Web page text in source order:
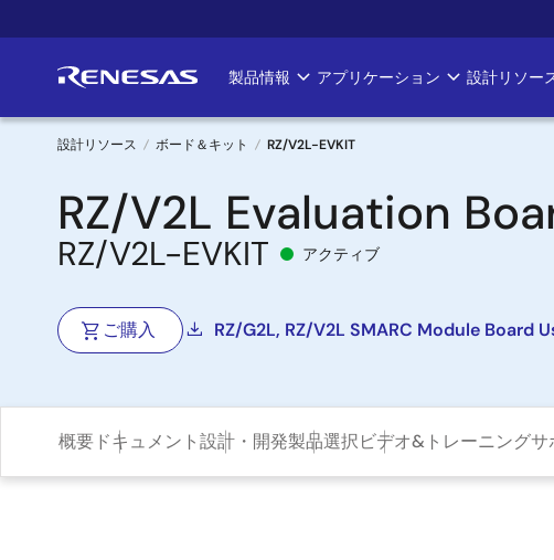
イ
ン
Main
navigation
製品情報 アプリケーション 設計リソー
パ
ン
く
ず
設計リソース ボード＆キット RZ/V2L-EVKIT
RZ/V2L Evaluation
RZ/V2L-EVKIT アクティブ
ご購入 RZ/G2L, RZ/V2L SMARC Module Board
概要 ドキュメント設計・開発製品選択ビデオ&トレーニングサ